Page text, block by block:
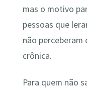
mas o motivo
pessoas que
não
crônica.
Para quem não